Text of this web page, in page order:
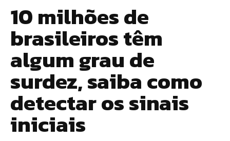
10 milhões de
brasileiros têm
algum grau de
surdez, saiba como
detectar os sinais
iniciais